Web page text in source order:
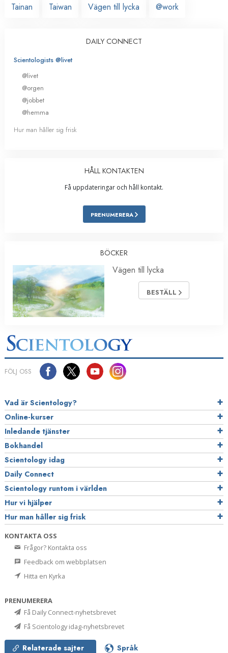
Tainan
Taiwan Vägen till lycka @work
DAILY CONNECT
Scientologists @livet
@livet
@orgen
@jobbet
@hemma
Hur man håller sig frisk
HÅLL KONTAKTEN
Få uppdateringar och håll kontakt.
PRENUMERERA
BÖCKER
Vägen till lycka
BESTÄLL
FÖLJ OSS
Vad är Scientology?
Online-kurser
Inledande tjänster
Bokhandel
Scientology idag
Daily Connect
Scientology runtom i världen
Hur vi hjälper
Hur man håller sig frisk
KONTAKTA OSS
Frågor? Kontakta oss
Feedback om webbplatsen
Hitta en Kyrka
PRENUMERERA
Få Daily Connect-nyhetsbrevet
Få Scientology idag-nyhetsbrevet
Relaterade sajter Språk